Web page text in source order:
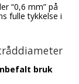
“0,6 mm” på
fulle tykkelse i
bruk